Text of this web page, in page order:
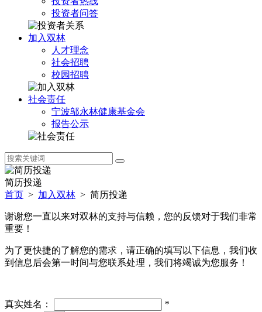
投资者问答
加入双林
人才理念
社会招聘
校园招聘
社会责任
宁波邬永林健康基金会
报告公示
简历投递
首页 > 加入双林 > 简历投递
谢谢您一直以来对双林的支持与信赖，您的反馈对于我们非常
重要！
为了更快捷的了解您的需求，请正确的填写以下信息，我们收
到信息后会第一时间与您联系处理，我们将竭诚为您服务！
真实姓名：
*